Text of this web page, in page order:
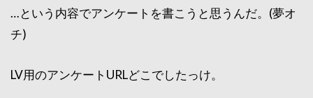
…という内容でアンケートを書こうと思うんだ。(夢オ
チ)
LV用のアンケートURLどこでしたっけ。